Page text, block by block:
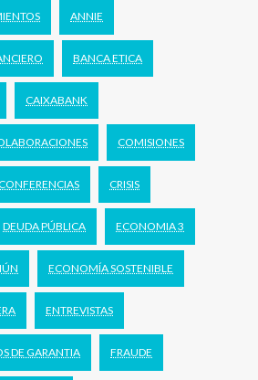
ANNIE
BANCA ETICA
CAIXABANK
COMISIONES
CRISIS
DEUDA PÚBLICA ECONOMIA 3
ECONOMÍA SOSTENIBLE
ENTREVISTAS
DE GARANTIA FRAUDE